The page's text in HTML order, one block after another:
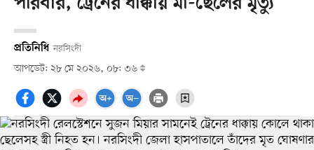
প্রতিনিধি নরসিংদী
আপডেট: ২৮ মে ২০২৬, ০৮: ৩৬